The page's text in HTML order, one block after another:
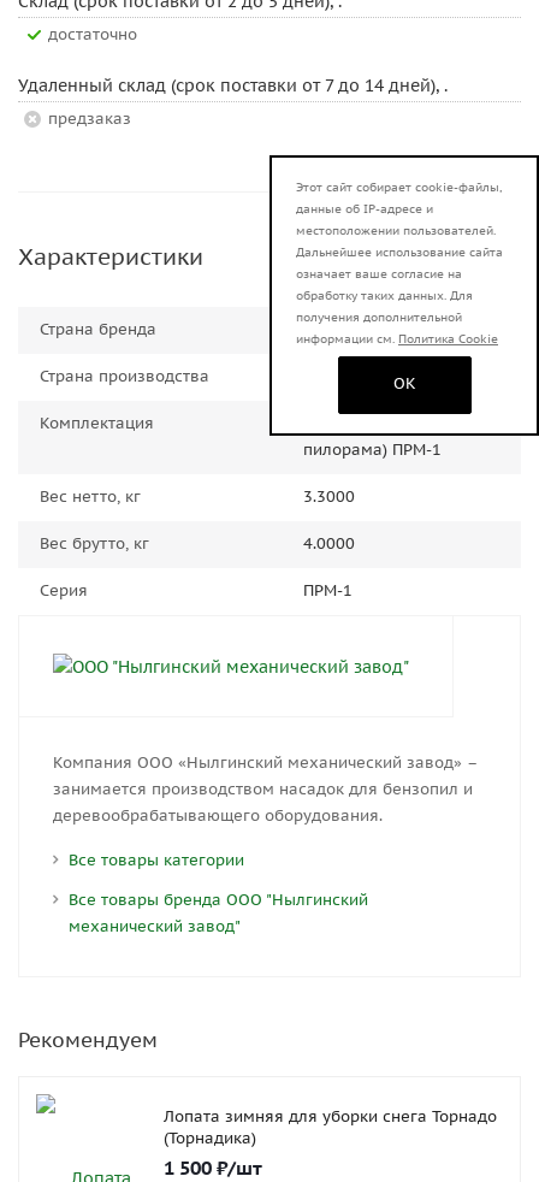
Достаточно
Удаленный склад (срок поставки от 7 до 14 дней), .
Предзаказ
Характеристики
Страна бренда Россия
Страна производства
Комплектация
пилорама) ПРМ-1
Вес нетто, кг 3.3000
Вес брутто, кг 4.0000
Серия ПРМ-1
Компания ООО «Нылгинский механический завод» –
занимается производством насадок для бензопил и
деревообрабатывающего оборудования.
Все товары категории
Все товары бренда ООО "Нылгинский
механический завод"
Рекомендуем
Лопата зимняя для уборки снега Торнадо
(Торнадика)
1 500 ₽/шт
Этот сайт собирает cookie-файлы,
данные об IP-адресе и
местоположении пользователей.
Дальнейшее использование сайта
означает ваше согласие на
обработку таких данных. Для
получения дополнительной
информации см. Политика Cookie
OK